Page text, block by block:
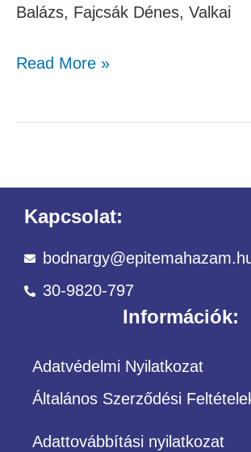
Balázs, Fajcsák Dénes, Valkai
Read More »
Kapcsolat:
30-9820-797
Információk:
Adatvédelmi Nyilatkozat
Általános Szerződési
Adattovábbítási nyilatkozat